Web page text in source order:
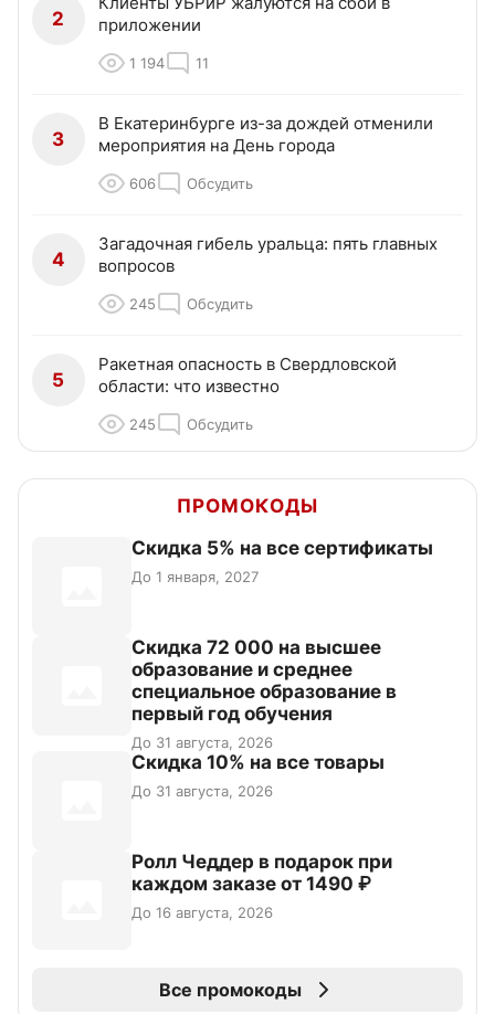
2
приложении
1 194 11
3
В Екатеринбурге из-за дождей отменили
мероприятия на День города
606 Обсудить
4
Загадочная гибель уральца: пять главных
вопросов
245 Обсудить
5
Ракетная опасность в Свердловской
области: что известно
245 Обсудить
ПРОМОКОДЫ
Скидка 5% на все сертификаты
До 1 января, 2027
Скидка 72 000 на высшее
образование и среднее
специальное образование в
первый год обучения
До 31 августа, 2026
Скидка 10% на все товары
До 31 августа, 2026
Ролл Чеддер в подарок при
каждом заказе от 1490 ₽
До 16 августа, 2026
Все промокоды